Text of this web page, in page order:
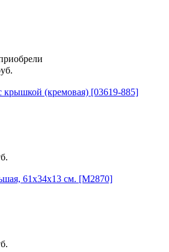
крышкой (кремовая) [03619-885]
61х34х13 см. [M2870]